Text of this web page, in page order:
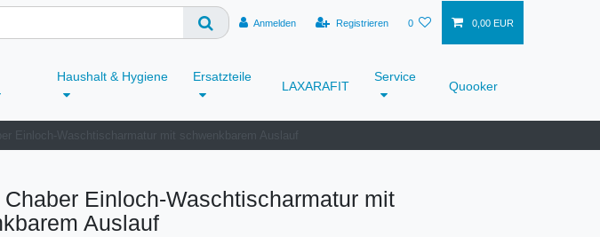
Anmelden Registrieren 0 0,00 EUR
Haushalt & Hygiene Ersatzteile
LAXARAFIT
Service
Quooker
Chaber Einloch-Waschtischarmatur mit
Auslauf